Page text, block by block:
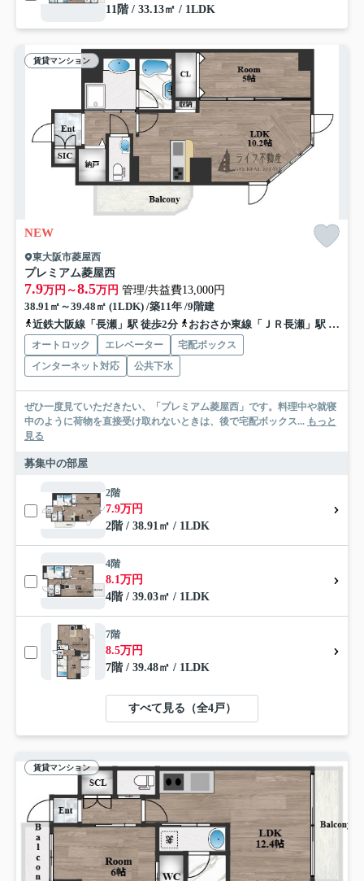
11階 / 33.13㎡ / 1LDK
賃貸マンション
NEW
東大阪市菱屋西
プレミアム菱屋西
7.9万円～8.5万円 管理/共益費13,000円
38.91㎡～39.48㎡ (1LDK) /築11年 /9階建
近鉄大阪線「長瀬」駅 徒歩2分
おおさか東線「ＪＲ長瀬」駅 徒歩11分
オートロック エレベーター
宅配ボックス
インターネット対応
公共下水
ぜひ一度見ていただきたい、「プレミアム菱屋西」です。料理中や就寝
中のように荷物を直接受け取れないときは、後で宅配ボックス... もっと
見る
募集中の部屋
2階
7.9万円
2階 / 38.91㎡ / 1LDK
4階
8.1万円
4階 / 39.03㎡ / 1LDK
7階
8.5万円
7階 / 39.48㎡ / 1LDK
すべて見る（全4戸）
賃貸マンション